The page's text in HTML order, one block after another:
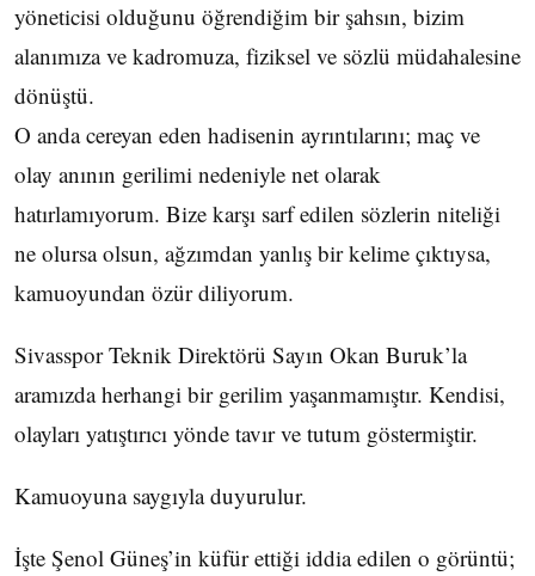
yöneticisi olduğunu öğrendiğim bir şahsın, bizim
alanımıza ve kadromuza, fiziksel ve sözlü müdahalesine
dönüştü.
O anda cereyan eden hadisenin ayrıntılarını; maç ve
olay anının gerilimi nedeniyle net olarak
hatırlamıyorum. Bize karşı sarf edilen sözlerin niteliği
ne olursa olsun, ağzımdan yanlış bir kelime çıktıysa,
kamuoyundan özür diliyorum.
Sivasspor Teknik Direktörü Sayın Okan Buruk’la
aramızda herhangi bir gerilim yaşanmamıştır. Kendisi,
olayları yatıştırıcı yönde tavır ve tutum göstermiştir.
Kamuoyuna saygıyla duyurulur.
İşte Şenol Güneş’in küfür ettiği iddia edilen o görüntü;